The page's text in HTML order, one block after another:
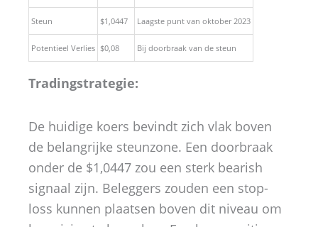
Steun $1,0447 Laagste punt van oktober 2023
Potentieel Verlies $0,08 Bij doorbraak van de steun
Tradingstrategie:
De huidige koers bevindt zich vlak boven
de belangrijke steunzone. Een doorbraak
onder de $1,0447 zou een sterk bearish
signaal zijn. Beleggers zouden een stop-
loss kunnen plaatsen boven dit niveau om